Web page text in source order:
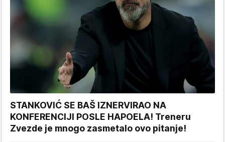
STANKOVIĆ SE BAŠ IZNERVIRAO NA
KONFERENCIJI POSLE HAPOELA! Treneru
Zvezde je mnogo zasmetalo ovo pitanje!